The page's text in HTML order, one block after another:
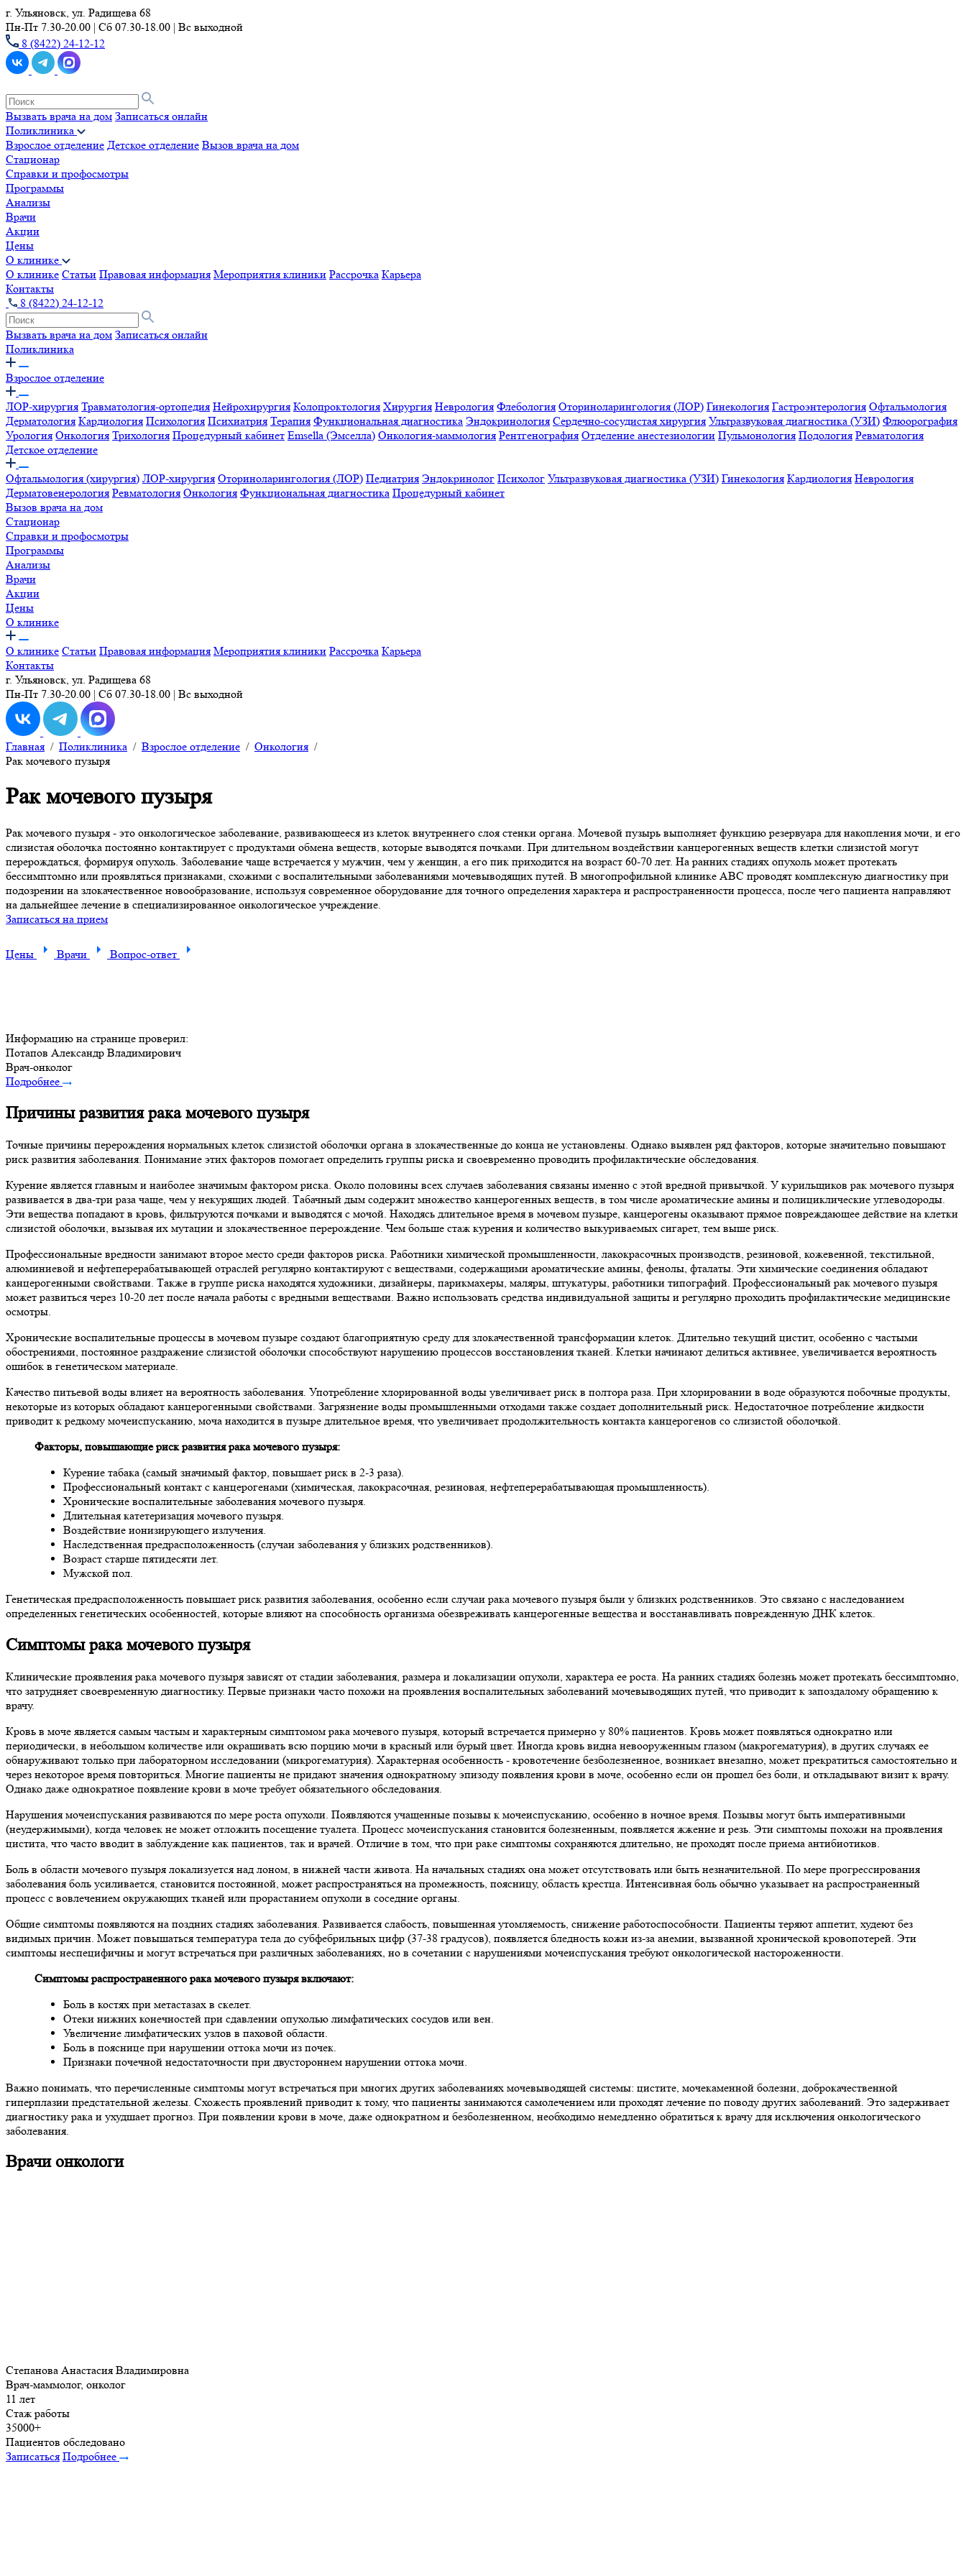
г. Ульяновск, ул. Радищева 68
Пн-Пт 7.30-20.00 | Сб 07.30-18.00 | Вс выходной
8 (8422) 24-12-12
Вызвать врача на дом Записаться онлайн
Поликлиника
Взрослое отделение Детское отделение Вызов врача на дом
Стационар
Справки и профосмотры
Программы
Анализы
Врачи
Акции
Цены
О клинике
О клинике Статьи Правовая информация Мероприятия клиники Рассрочка Карьера
Контакты
8 (8422) 24-12-12
Вызвать врача на дом Записаться онлайн
Поликлиника
Взрослое отделение
ЛОР-хирургия Травматология-ортопедия Нейрохирургия Колопроктология Хирургия Неврология Флебология Оториноларингология (ЛОР) Гинекология Гастроэнтерология Офтальмология
Дерматология Кардиология Психология Психиатрия Терапия Функциональная диагностика Эндокринология Сердечно-сосудистая хирургия Ультразвуковая диагностика (УЗИ) Флюорография
Урология Онкология Трихология Процедурный кабинет Emsella (Эмселла) Онкология-маммология Рентгенография Отделение анестезиологии Пульмонология Подология Ревматология
Детское отделение
Офтальмология (хирургия) ЛОР-хирургия Оториноларингология (ЛОР) Педиатрия Эндокринолог Психолог Ультразвуковая диагностика (УЗИ) Гинекология Кардиология Неврология
Дерматовенерология Ревматология Онкология Функциональная диагностика Процедурный кабинет
Вызов врача на дом
Стационар
Справки и профосмотры
Программы
Анализы
Врачи
Акции
Цены
О клинике
О клинике Статьи Правовая информация Мероприятия клиники Рассрочка Карьера
Контакты
г. Ульяновск, ул. Радищева 68
Пн-Пт 7.30-20.00 | Сб 07.30-18.00 | Вс выходной
Главная / Поликлиника / Взрослое отделение / Онкология /
Рак мочевого пузыря
Рак мочевого пузыря
Рак мочевого пузыря - это онкологическое заболевание, развивающееся из клеток внутреннего слоя стенки органа. Мочевой пузырь выполняет функцию резервуара для накопления мочи, и его
слизистая оболочка постоянно контактирует с продуктами обмена веществ, которые выводятся почками. При длительном воздействии канцерогенных веществ клетки слизистой могут
перерождаться, формируя опухоль. Заболевание чаще встречается у мужчин, чем у женщин, а его пик приходится на возраст 60-70 лет. На ранних стадиях опухоль может протекать
бессимптомно или проявляться признаками, схожими с воспалительными заболеваниями мочевыводящих путей. В многопрофильной клинике ABC проводят комплексную диагностику при
подозрении на злокачественное новообразование, используя современное оборудование для точного определения характера и распространенности процесса, после чего пациента направляют
на дальнейшее лечение в специализированное онкологическое учреждение.
Записаться на прием
Цены Врачи Вопрос-ответ
Информацию на странице проверил:
Потапов Александр Владимирович
Врач-онколог
Подробнее
Причины развития рака мочевого пузыря
Точные причины перерождения нормальных клеток слизистой оболочки органа в злокачественные до конца не установлены. Однако выявлен ряд факторов, которые значительно повышают
риск развития заболевания. Понимание этих факторов помогает определить группы риска и своевременно проводить профилактические обследования.
Курение является главным и наиболее значимым фактором риска. Около половины всех случаев заболевания связаны именно с этой вредной привычкой. У курильщиков рак мочевого пузыря
развивается в два-три раза чаще, чем у некурящих людей. Табачный дым содержит множество канцерогенных веществ, в том числе ароматические амины и полициклические углеводороды.
Эти вещества попадают в кровь, фильтруются почками и выводятся с мочой. Находясь длительное время в мочевом пузыре, канцерогены оказывают прямое повреждающее действие на клетки
слизистой оболочки, вызывая их мутации и злокачественное перерождение. Чем больше стаж курения и количество выкуриваемых сигарет, тем выше риск.
Профессиональные вредности занимают второе место среди факторов риска. Работники химической промышленности, лакокрасочных производств, резиновой, кожевенной, текстильной,
алюминиевой и нефтеперерабатывающей отраслей регулярно контактируют с веществами, содержащими ароматические амины, фенолы, фталаты. Эти химические соединения обладают
канцерогенными свойствами. Также в группе риска находятся художники, дизайнеры, парикмахеры, маляры, штукатуры, работники типографий. Профессиональный рак мочевого пузыря
может развиться через 10-20 лет после начала работы с вредными веществами. Важно использовать средства индивидуальной защиты и регулярно проходить профилактические медицинские
осмотры.
Хронические воспалительные процессы в мочевом пузыре создают благоприятную среду для злокачественной трансформации клеток. Длительно текущий цистит, особенно с частыми
обострениями, постоянное раздражение слизистой оболочки способствуют нарушению процессов восстановления тканей. Клетки начинают делиться активнее, увеличивается вероятность
ошибок в генетическом материале.
Качество питьевой воды влияет на вероятность заболевания. Употребление хлорированной воды увеличивает риск в полтора раза. При хлорировании в воде образуются побочные продукты,
некоторые из которых обладают канцерогенными свойствами. Загрязнение воды промышленными отходами также создает дополнительный риск. Недостаточное потребление жидкости
приводит к редкому мочеиспусканию, моча находится в пузыре длительное время, что увеличивает продолжительность контакта канцерогенов со слизистой оболочкой.
Факторы, повышающие риск развития рака мочевого пузыря:
Курение табака (самый значимый фактор, повышает риск в 2-3 раза).
Профессиональный контакт с канцерогенами (химическая, лакокрасочная, резиновая, нефтеперерабатывающая промышленность).
Хронические воспалительные заболевания мочевого пузыря.
Длительная катетеризация мочевого пузыря.
Воздействие ионизирующего излучения.
Наследственная предрасположенность (случаи заболевания у близких родственников).
Возраст старше пятидесяти лет.
Мужской пол.
Генетическая предрасположенность повышает риск развития заболевания, особенно если случаи рака мочевого пузыря были у близких родственников. Это связано с наследованием
определенных генетических особенностей, которые влияют на способность организма обезвреживать канцерогенные вещества и восстанавливать поврежденную ДНК клеток.
Симптомы рака мочевого пузыря
Клинические проявления рака мочевого пузыря зависят от стадии заболевания, размера и локализации опухоли, характера ее роста. На ранних стадиях болезнь может протекать бессимптомно,
что затрудняет своевременную диагностику. Первые признаки часто похожи на проявления воспалительных заболеваний мочевыводящих путей, что приводит к запоздалому обращению к
врачу.
Кровь в моче является самым частым и характерным симптомом рака мочевого пузыря, который встречается примерно у 80% пациентов. Кровь может появляться однократно или
периодически, в небольшом количестве или окрашивать всю порцию мочи в красный или бурый цвет. Иногда кровь видна невооруженным глазом (макрогематурия), в других случаях ее
обнаруживают только при лабораторном исследовании (микрогематурия). Характерная особенность - кровотечение безболезненное, возникает внезапно, может прекратиться самостоятельно и
через некоторое время повториться. Многие пациенты не придают значения однократному эпизоду появления крови в моче, особенно если он прошел без боли, и откладывают визит к врачу.
Однако даже однократное появление крови в моче требует обязательного обследования.
Нарушения мочеиспускания развиваются по мере роста опухоли. Появляются учащенные позывы к мочеиспусканию, особенно в ночное время. Позывы могут быть императивными
(неудержимыми), когда человек не может отложить посещение туалета. Процесс мочеиспускания становится болезненным, появляется жжение и резь. Эти симптомы похожи на проявления
цистита, что часто вводит в заблуждение как пациентов, так и врачей. Отличие в том, что при раке симптомы сохраняются длительно, не проходят после приема антибиотиков.
Боль в области мочевого пузыря локализуется над лоном, в нижней части живота. На начальных стадиях она может отсутствовать или быть незначительной. По мере прогрессирования
заболевания боль усиливается, становится постоянной, может распространяться на промежность, поясницу, область крестца. Интенсивная боль обычно указывает на распространенный
процесс с вовлечением окружающих тканей или прорастанием опухоли в соседние органы.
Общие симптомы появляются на поздних стадиях заболевания. Развивается слабость, повышенная утомляемость, снижение работоспособности. Пациенты теряют аппетит, худеют без
видимых причин. Может повышаться температура тела до субфебрильных цифр (37-38 градусов), появляется бледность кожи из-за анемии, вызванной хронической кровопотерей. Эти
симптомы неспецифичны и могут встречаться при различных заболеваниях, но в сочетании с нарушениями мочеиспускания требуют онкологической настороженности.
Симптомы распространенного рака мочевого пузыря включают:
Боль в костях при метастазах в скелет.
Отеки нижних конечностей при сдавлении опухолью лимфатических сосудов или вен.
Увеличение лимфатических узлов в паховой области.
Боль в пояснице при нарушении оттока мочи из почек.
Признаки почечной недостаточности при двустороннем нарушении оттока мочи.
Важно понимать, что перечисленные симптомы могут встречаться при многих других заболеваниях мочевыводящей системы: цистите, мочекаменной болезни, доброкачественной
гиперплазии предстательной железы. Схожесть проявлений приводит к тому, что пациенты занимаются самолечением или проходят лечение по поводу других заболеваний. Это задерживает
диагностику рака и ухудшает прогноз. При появлении крови в моче, даже однократном и безболезненном, необходимо немедленно обратиться к врачу для исключения онкологического
заболевания.
Врачи онкологи
Степанова Анастасия Владимировна
Врач-маммолог, онколог
11 лет
Стаж работы
35000+
Пациентов обследовано
Записаться Подробнее